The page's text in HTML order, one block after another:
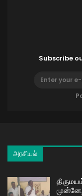
Subscribe
அரசியல்